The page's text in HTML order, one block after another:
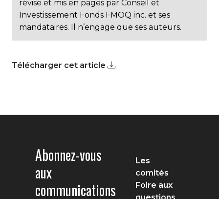
révisé et mis en pages par Conseil et
Investissement Fonds FMOQ inc. et ses
mandataires. Il n’engage que ses auteurs.
Télécharger cet article
Abonnez-vous
aux
communications
Les
comités
Foire aux